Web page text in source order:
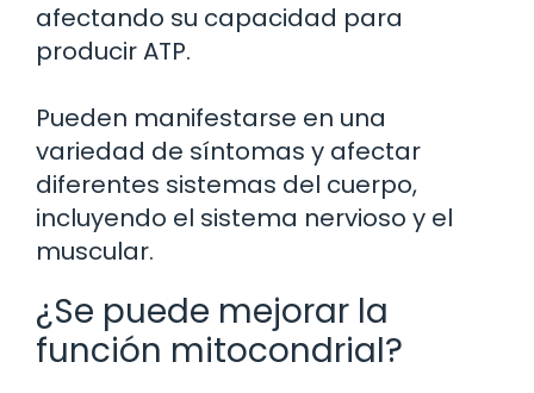
afectando su capacidad para
producir ATP.
Pueden manifestarse en una
variedad de síntomas y afectar
diferentes sistemas del cuerpo,
incluyendo el sistema nervioso y el
muscular.
¿Se puede mejorar la
función mitocondrial?